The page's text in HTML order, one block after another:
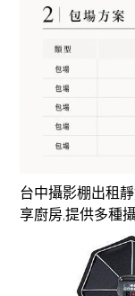
台中攝影棚出租
享廚房,提供多種